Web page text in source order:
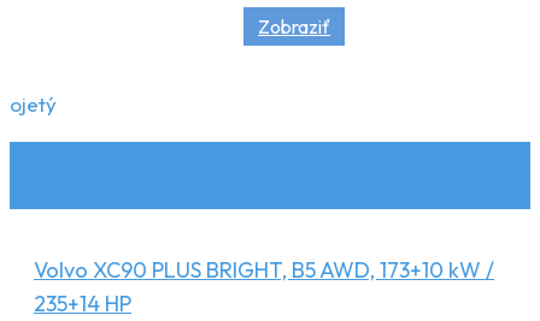
Zobraziť
ojetý
Volvo XC90 PLUS BRIGHT, B5 AWD, 173+10 kW /
235+14 HP